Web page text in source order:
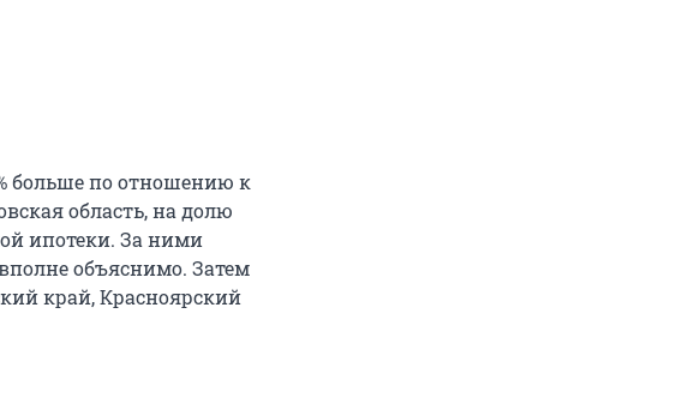
больше по отношению к
область, на долю
ипотеки. За ними
объяснимо. Затем
край, Красноярский